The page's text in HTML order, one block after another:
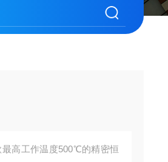
最高工作温度500℃的精密恒